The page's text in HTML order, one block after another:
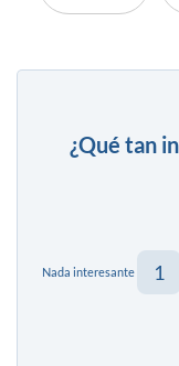
¿Qué tan
Nada interesante 1